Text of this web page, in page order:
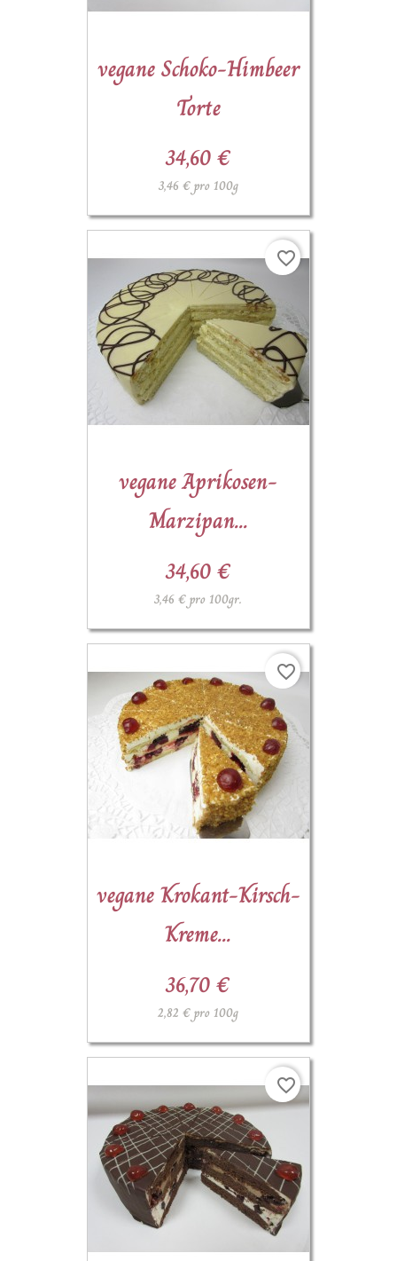
vegane Schoko-Himbeer
Torte
34,60 €
3,46 € pro 100g
vegane Aprikosen-
Marzipan...
34,60 €
3,46 € pro 100gr.
favorite_border
vegane Krokant-Kirsch-
Kreme...
36,70 €
2,82 € pro 100g
favorite_border
favorite_border